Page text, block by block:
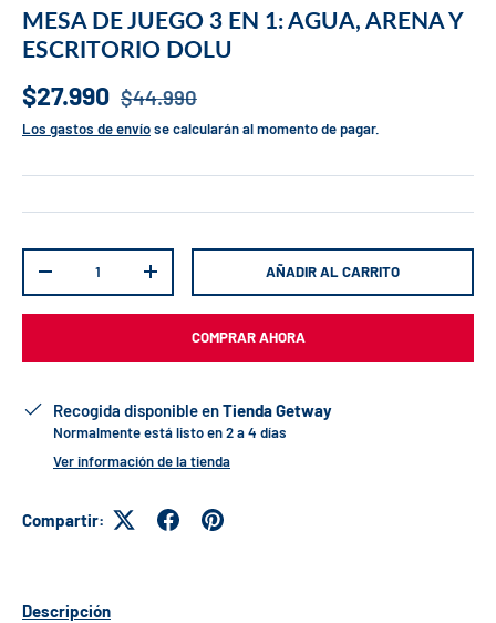
MESA DE JUEGO 3 EN 1: AGUA, ARENA Y
ESCRITORIO DOLU
$27.990 $44.990
Los gastos de envíose calcularán al momento de pagar.
-
+ AÑADIR AL CARRITO
COMPRAR AHORA
Recogida disponible enTienda Getway
Normalmente está listo en 2 a 4 días
Ver información de la tienda
Compartir:
Descripción